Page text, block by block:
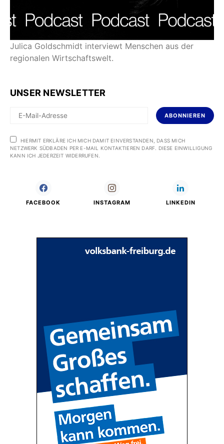
Julica Goldschmidt interviewt Menschen aus der
regionalen Wirtschaftswelt.
UNSER NEWSLETTER
ABONNIEREN
HIERMIT ERKLÄRE ICH MICH DAMIT EINVERSTANDEN, DASS MICH
NETZWERK SÜDBADEN PER E-MAIL KONTAKTIEREN DARF. DIESE EINWILLIGUNG
KANN ICH JEDERZEIT WIDERRUFEN.
FACEBOOK INSTAGRAM LINKEDIN